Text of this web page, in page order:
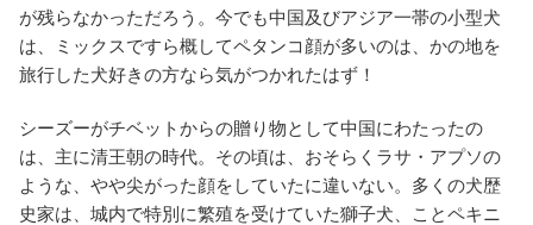
が残らなかっただろう。今でも中国及びアジア一帯の小型犬
は、ミックスですら概してペタンコ顔が多いのは、かの地を
旅行した犬好きの方なら気がつかれたはず！
シーズーがチベットからの贈り物として中国にわたったの
は、主に清王朝の時代。その頃は、おそらくラサ・アプソの
ような、やや尖がった顔をしていたに違いない。多くの犬歴
史家は、城内で特別に繁殖を受けていた獅子犬、ことペキニ